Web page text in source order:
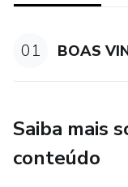
01 BOAS
Saiba mais
conteúdo